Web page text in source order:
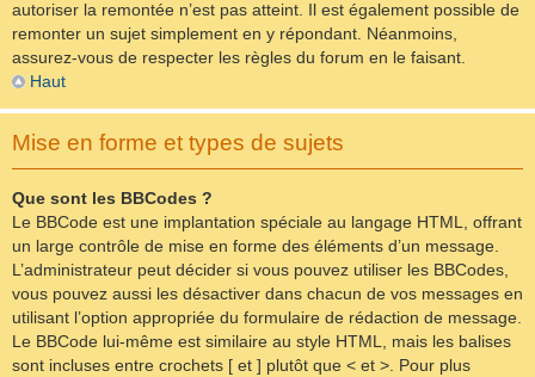
autoriser la remontée n’est pas atteint. Il est également possible de
remonter un sujet simplement en y répondant. Néanmoins,
assurez-vous de respecter les règles du forum en le faisant.
Haut
Mise en forme et types de sujets
Que sont les BBCodes ?
Le BBCode est une implantation spéciale au langage HTML, offrant
un large contrôle de mise en forme des éléments d’un message.
L’administrateur peut décider si vous pouvez utiliser les BBCodes,
vous pouvez aussi les désactiver dans chacun de vos messages en
utilisant l’option appropriée du formulaire de rédaction de message.
Le BBCode lui-même est similaire au style HTML, mais les balises
sont incluses entre crochets [ et ] plutôt que < et >. Pour plus